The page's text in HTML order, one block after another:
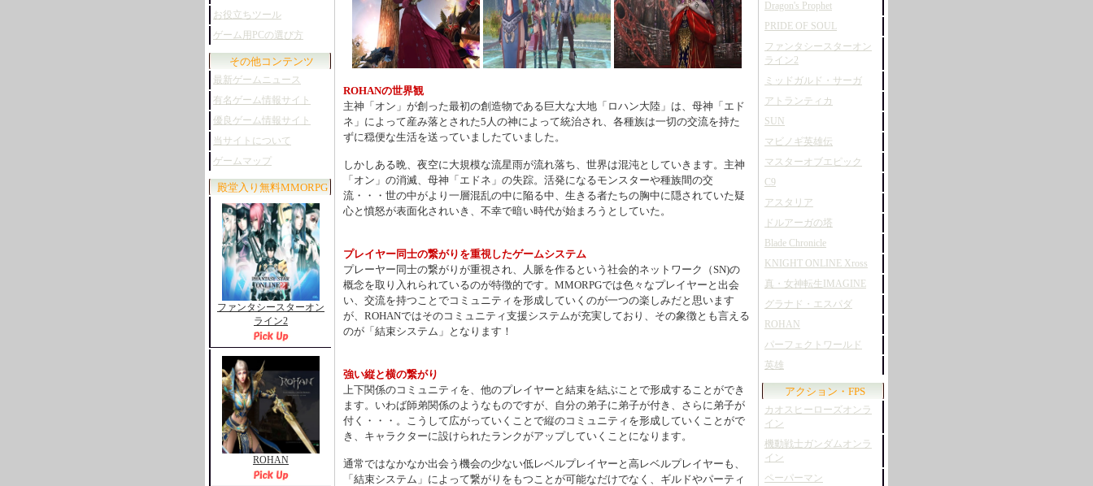
Dragon's Prophet
PRIDE OF SOUL
ファンタシースターオン
ライン2
ミッドガルド・サーガ
アトランティカ
SUN
マビノギ英雄伝
マスターオブエピック
C9
アスタリア
ドルアーガの塔
Blade Chronicle
KNIGHT ONLINE Xross
真・女神転生IMAGINE
グラナド・エスパダ
ROHAN
パーフェクトワールド
英雄
アクション・FPS
カオスヒーローズオンラ
イン
機動戦士ガンダムオンラ
イン
ペーパーマン
ROHANの世界観
主神「オン」が創った最初の創造物である巨大な大地「ロハン大陸」は、母神「エド
ネ」によって産み落とされた5人の神によって統治され、各種族は一切の交流を持た
ずに穏便な生活を送っていましたていました。
しかしある晩、夜空に大規模な流星雨が流れ落ち、世界は混沌としていきます。主神
「オン」の消滅、母神「エドネ」の失踪。活発になるモンスターや種族間の交
流・・・世の中がより一層混乱の中に陥る中、生きる者たちの胸中に隠されていた疑
心と憤怒が表面化されいき、不幸で暗い時代が始まろうとしていた。
プレイヤー同士の繋がりを重視したゲームシステム
プレーヤー同士の繋がりが重視され、人脈を作るという社会的ネットワーク（SN)の
概念を取り入れられているのが特徴的です。MMORPGでは色々なプレイヤーと出会
い、交流を持つことでコミュニティを形成していくのが一つの楽しみだと思います
が、ROHANではそのコミュニティ支援システムが充実しており、その象徴とも言える
のが「結束システム」となります！
強い縦と横の繋がり
上下関係のコミュニティを、他のプレイヤーと結束を結ぶことで形成することができ
ます。いわば師弟関係のようなものですが、自分の弟子に弟子が付き、さらに弟子が
付く・・・。こうして広がっていくことで縦のコミュニティを形成していくことがで
き、キャラクターに設けられたランクがアップしていくことになります。
通常ではなかなか出会う機会の少ない低レベルプレイヤーと高レベルプレイヤーも、
「結束システム」によって繋がりをもつことが可能なだけでなく、ギルドやパーティ
お役立ちツール
ゲーム用PCの選び方
その他コンテンツ
最新ゲームニュース
有名ゲーム情報サイト
優良ゲーム情報サイト
当サイトについて
ゲームマップ
殿堂入り無料MMORPG
ファンタシースターオン
ライン2
ROHAN